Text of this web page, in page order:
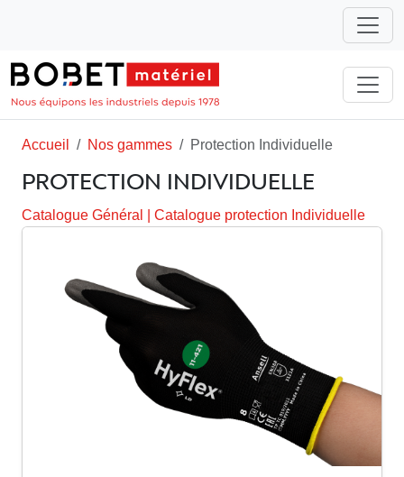
Accueil Nos gammes Protection Individuelle
PROTECTION INDIVIDUELLE
Catalogue Général Catalogue protection Individuelle